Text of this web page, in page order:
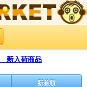
新入荷商品
新着順